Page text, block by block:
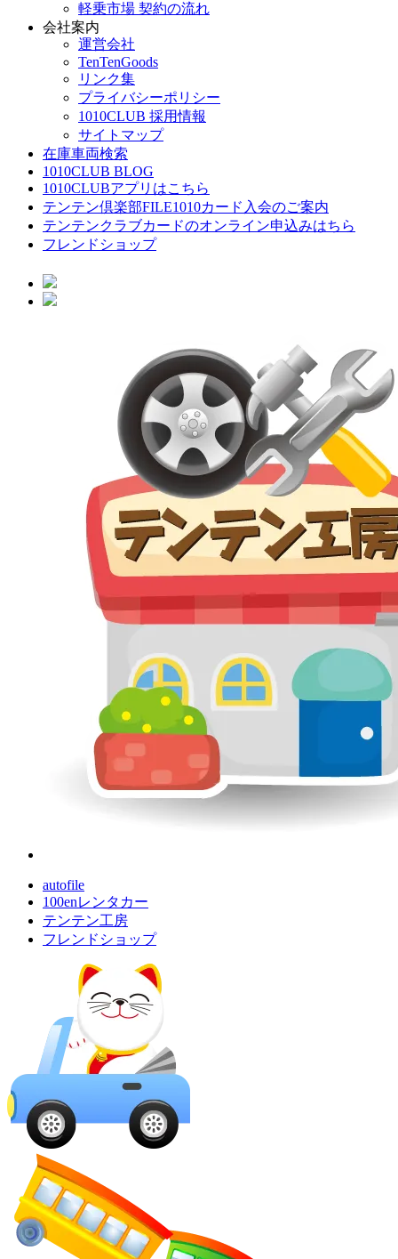
軽乗市場 契約の流れ
会社案内
運営会社
TenTenGoods
リンク集
プライバシーポリシー
1010CLUB 採用情報
サイトマップ
在庫車両検索
1010CLUB BLOG
1010CLUBアプリはこちら
テンテン倶楽部FILE1010カード入会のご案内
テンテンクラブカードのオンライン申込みはちら
フレンドショップ
autofile
100enレンタカー
テンテン工房
フレンドショップ